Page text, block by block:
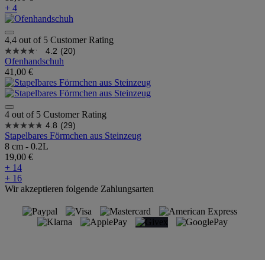
+ 4
4,4 out of 5 Customer Rating
4.2 (20)
Ofenhandschuh
41,00 €
4 out of 5 Customer Rating
4.8 (29)
Stapelbares Förmchen aus Steinzeug
8 cm - 0.2L
19,00 €
+ 14
+ 16
Wir akzeptieren folgende Zahlungsarten